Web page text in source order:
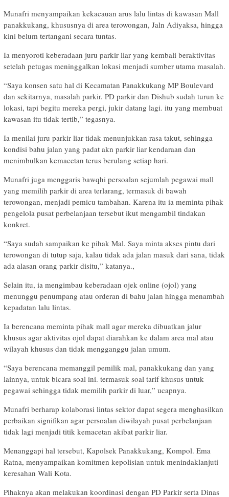
Munafri menyampaikan kekacauan arus lalu lintas di kawasan Mall
panakkukang, khususnya di area terowongan, Jaln Adiyaksa, hingga
kini belum tertangani secara tuntas.
Ia menyoroti keberadaan juru parkir liar yang kembali beraktivitas
setelah petugas meninggalkan lokasi menjadi sumber utama masalah.
“Saya konsen satu hal di Kecamatan Panakkukang MP Boulevard
dan sekitarnya, masalah parkir. PD parkir dan Dishub sudah turun ke
lokasi, tapi begitu mereka pergi, jukir datang lagi. itu yang membuat
kawasan itu tidak tertib,” tegasnya.
Ia menilai juru parkir liar tidak menunjukkan rasa takut, sehingga
kondisi bahu jalan yang padat akn parkir liar kendaraan dan
menimbulkan kemacetan terus berulang setiap hari.
Munafri juga menggaris bawqhi persoalan sejumlah pegawai mall
yang memilih parkir di area terlarang, termasuk di bawah
terowongan, menjadi pemicu tambahan. Karena itu ia meminta pihak
pengelola pusat perbelanjaan tersebut ikut mengambil tindakan
konkret.
“Saya sudah sampaikan ke pihak Mal. Saya minta akses pintu dari
terowongan di tutup saja, kalau tidak ada jalan masuk dari sana, tidak
ada alasan orang parkir disitu,” katanya.,
Selain itu, ia mengimbau keberadaan ojek online (ojol) yang
menunggu penumpang atau orderan di bahu jalan hingga menambah
kepadatan lalu lintas.
Ia berencana meminta pihak mall agar mereka dibuatkan jalur
khusus agar aktivitas ojol dapat diarahkan ke dalam area mal atau
wilayah khusus dan tidak mengganggu jalan umum.
“Saya berencana memanggil pemilik mal, panakkukang dan yang
lainnya, untuk bicara soal ini. termasuk soal tarif khusus untuk
pegawai sehingga tidak memilih parkir di luar,” ucapnya.
Munafri berharap kolaborasi lintas sektor dapat segera menghasilkan
perbaikan signifikan agar persoalan diwilayah pusat perbelanjaan
tidak lagi menjadi titik kemacetan akibat parkir liar.
Menanggapi hal tersebut, Kapolsek Panakkukang, Kompol. Ema
Ratna, menyampaikan komitmen kepolisian untuk menindaklanjuti
keresahan Wali Kota.
Pihaknya akan melakukan koordinasi dengan PD Parkir serta Dinas